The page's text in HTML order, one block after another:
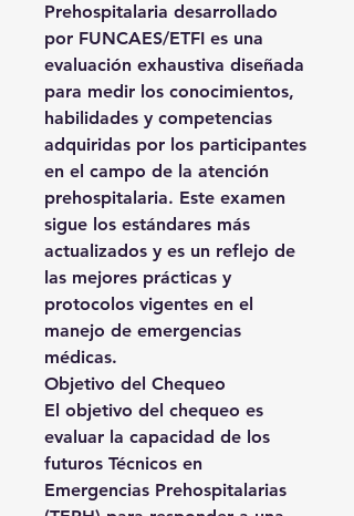
Prehospitalaria desarrollado
por FUNCAES/ETFI es una
evaluación exhaustiva diseñada
para medir los conocimientos,
habilidades y competencias
adquiridas por los participantes
en el campo de la atención
prehospitalaria. Este examen
sigue los estándares más
actualizados y es un reflejo de
las mejores prácticas y
protocolos vigentes en el
manejo de emergencias
médicas.
Objetivo del Chequeo
El objetivo del chequeo es
evaluar la capacidad de los
futuros Técnicos en
Emergencias Prehospitalarias